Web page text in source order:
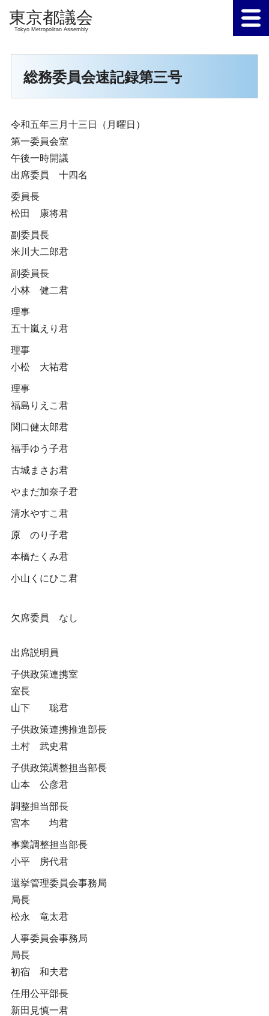
Tokyo Metropolitan Assembly
総務委員会速記録第三号
令和五年三月十三日（月曜日）
第一委員会室
午後一時開議
出席委員 十四名
委員長
松田 康将君
副委員長
米川大二郎君
副委員長
小林 健二君
理事
五十嵐えり君
理事
小松 大祐君
理事
福島りえこ君
関口健太郎君
福手ゆう子君
古城まさお君
やまだ加奈子君
清水やすこ君
原 のり子君
本橋たくみ君
小山くにひこ君
欠席委員 なし
出席説明員
子供政策連携室
室長
山下 聡君
子供政策連携推進部長
土村 武史君
子供政策調整担当部長
山本 公彦君
調整担当部長
宮本 均君
事業調整担当部長
小平 房代君
選挙管理委員会事務局
局長
松永 竜太君
人事委員会事務局
局長
初宿 和夫君
任用公平部長
新田見慎一君